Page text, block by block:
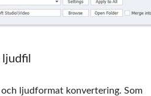
ljudformat konvertering. Som